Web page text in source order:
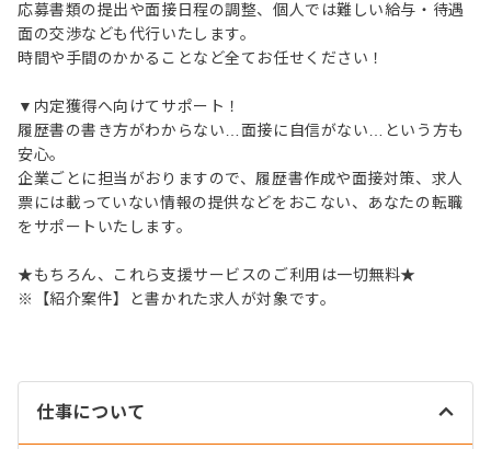
応募書類の提出や面接日程の調整、個人では難しい給与・待遇
面の交渉なども代行いたします。
時間や手間のかかることなど全てお任せください！
▼内定獲得へ向けてサポート！
履歴書の書き方がわからない…面接に自信がない…という方も
安心。
企業ごとに担当がおりますので、履歴書作成や面接対策、求人
票には載っていない情報の提供などをおこない、あなたの転職
をサポートいたします。
★もちろん、これら支援サービスのご利用は一切無料★
※【紹介案件】と書かれた求人が対象です。
仕事について